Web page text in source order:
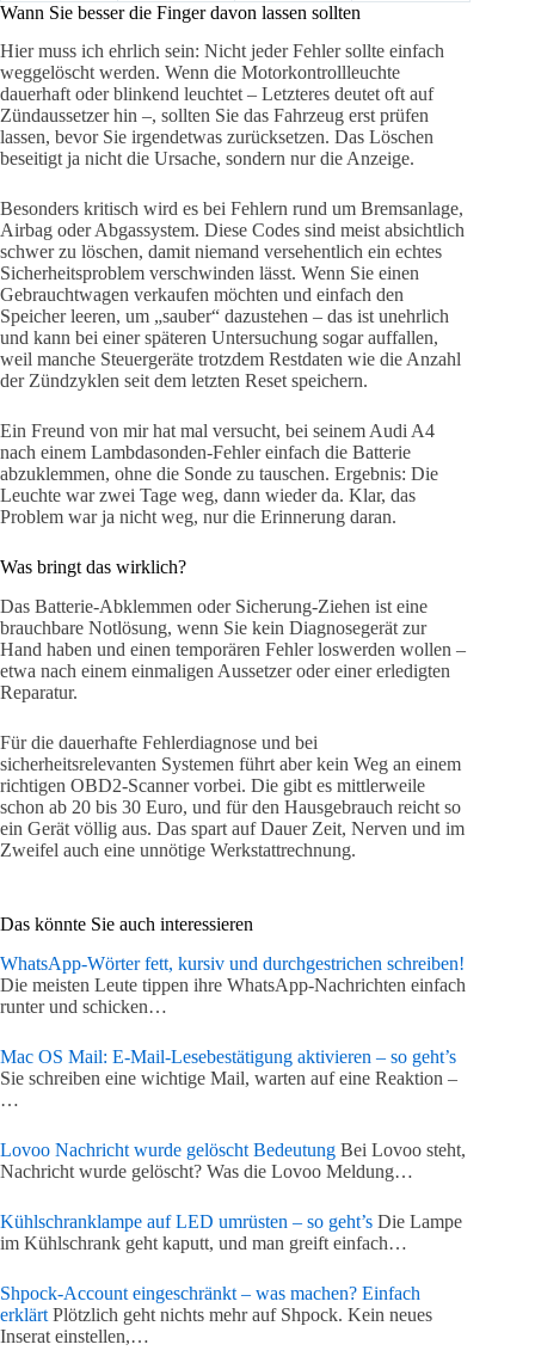
Wann Sie besser die Finger davon lassen sollten
Hier muss ich ehrlich sein: Nicht jeder Fehler sollte einfach
weggelöscht werden. Wenn die Motorkontrollleuchte
dauerhaft oder blinkend leuchtet – Letzteres deutet oft auf
Zündaussetzer hin –, sollten Sie das Fahrzeug erst prüfen
lassen, bevor Sie irgendetwas zurücksetzen. Das Löschen
beseitigt ja nicht die Ursache, sondern nur die Anzeige.
Besonders kritisch wird es bei Fehlern rund um Bremsanlage,
Airbag oder Abgassystem. Diese Codes sind meist absichtlich
schwer zu löschen, damit niemand versehentlich ein echtes
Sicherheitsproblem verschwinden lässt. Wenn Sie einen
Gebrauchtwagen verkaufen möchten und einfach den
Speicher leeren, um „sauber“ dazustehen – das ist unehrlich
und kann bei einer späteren Untersuchung sogar auffallen,
weil manche Steuergeräte trotzdem Restdaten wie die Anzahl
der Zündzyklen seit dem letzten Reset speichern.
Ein Freund von mir hat mal versucht, bei seinem Audi A4
nach einem Lambdasonden-Fehler einfach die Batterie
abzuklemmen, ohne die Sonde zu tauschen. Ergebnis: Die
Leuchte war zwei Tage weg, dann wieder da. Klar, das
Problem war ja nicht weg, nur die Erinnerung daran.
Was bringt das wirklich?
Das Batterie-Abklemmen oder Sicherung-Ziehen ist eine
brauchbare Notlösung, wenn Sie kein Diagnosegerät zur
Hand haben und einen temporären Fehler loswerden wollen –
etwa nach einem einmaligen Aussetzer oder einer erledigten
Reparatur.
Für die dauerhafte Fehlerdiagnose und bei
sicherheitsrelevanten Systemen führt aber kein Weg an einem
richtigen OBD2-Scanner vorbei. Die gibt es mittlerweile
schon ab 20 bis 30 Euro, und für den Hausgebrauch reicht so
ein Gerät völlig aus. Das spart auf Dauer Zeit, Nerven und im
Zweifel auch eine unnötige Werkstattrechnung.
Das könnte Sie auch interessieren
WhatsApp-Wörter fett, kursiv und durchgestrichen schreiben!
Die meisten Leute tippen ihre WhatsApp-Nachrichten einfach
runter und schicken…
Mac OS Mail: E-Mail-Lesebestätigung aktivieren – so geht’s
Sie schreiben eine wichtige Mail, warten auf eine Reaktion –
…
Lovoo Nachricht wurde gelöscht Bedeutung Bei Lovoo steht,
Nachricht wurde gelöscht? Was die Lovoo Meldung…
Kühlschranklampe auf LED umrüsten – so geht’s Die Lampe
im Kühlschrank geht kaputt, und man greift einfach…
Shpock-Account eingeschränkt – was machen? Einfach
erklärt Plötzlich geht nichts mehr auf Shpock. Kein neues
Inserat einstellen,…